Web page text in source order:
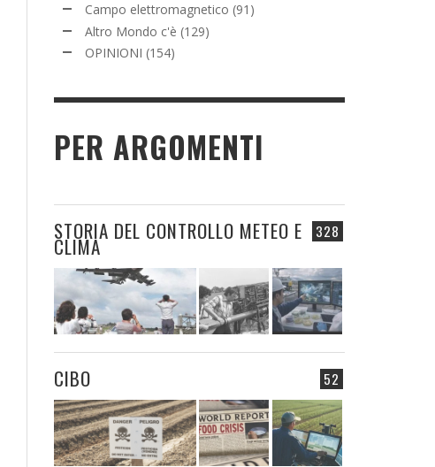
Campo elettromagnetico (91)
Altro Mondo c'è (129)
OPINIONI (154)
PER ARGOMENTI
328
STORIA DEL CONTROLLO METEO E
CLIMA
52
CIBO